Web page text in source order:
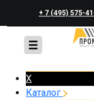
+ 7 (495) 575-
+ 7 (495) 648-
X
Каталог